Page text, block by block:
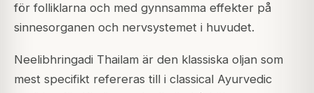
för folliklarna och med gynnsamma effekter på
sinnesorganen och nervsystemet i huvudet.
Neelibhringadi Thailam är den klassiska oljan som
mest specifikt refereras till i classical Ayurvedic